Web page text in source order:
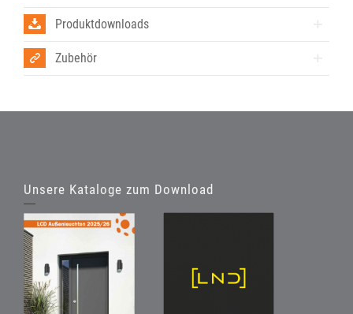
Produktdownloads
Zubehör
Unsere Kataloge zum Download